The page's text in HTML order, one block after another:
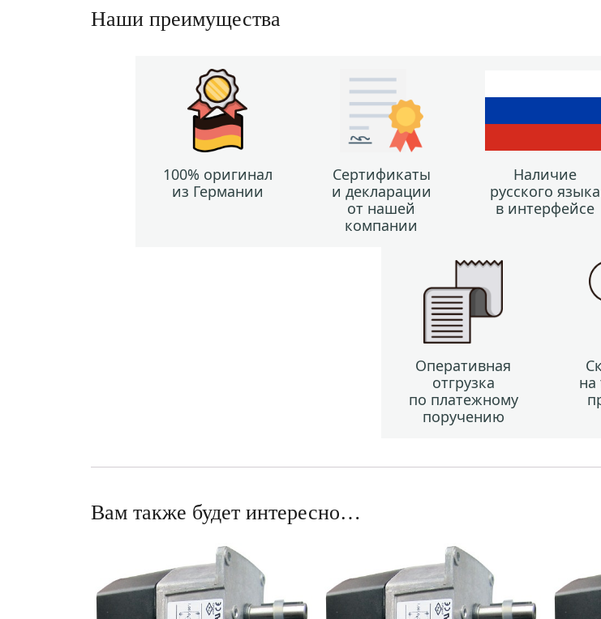
Наши преимущества
100% оригинал
из Германии
Сертификаты
и декларации
от нашей
компании
Наличие
русского языка
в интерфейсе
Оперативная
отгрузка
по платежному
поручению
на
Вам также будет интересно…